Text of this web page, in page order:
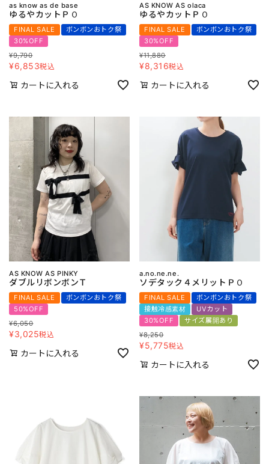
as know as de base
ゆるやカットＰＯ
FINAL SALE
ボンボンおトク祭
30%OFF
¥9,790
¥6,853税込
カートに入れる
AS KNOW AS olaca
ゆるやカットＰＯ
FINAL SALE
ボンボンおトク祭
30%OFF
¥11,880
¥8,316税込
カートに入れる
AS KNOW AS PINKY
ダブルリボンボンＴ
FINAL SALE
ボンボンおトク祭
50%OFF
¥6,050
¥3,025税込
カートに入れる
a.no.ne.ne.
ソデタック４メリットＰＯ
FINAL SALE
ボンボンおトク祭
接触冷感素材
UVカット
30%OFF
サイズ展開あり
¥8,250
¥5,775税込
カートに入れる